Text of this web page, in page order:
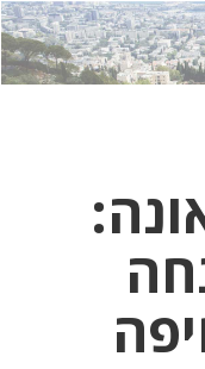
לחץ
כאן
לחץ
כדי